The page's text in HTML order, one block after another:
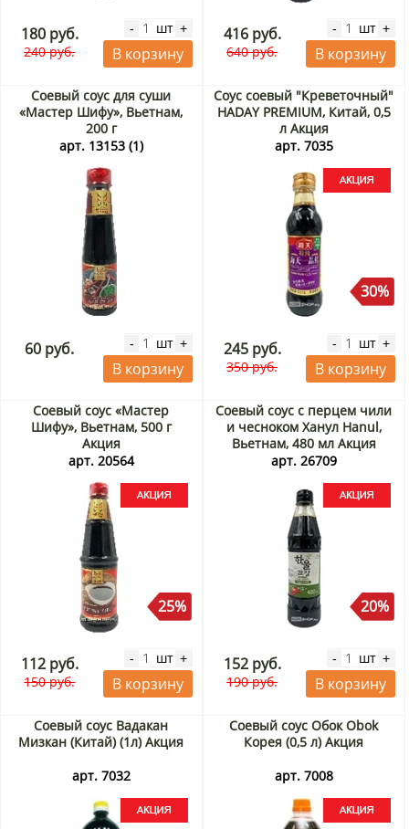
180 руб.
240 руб.
- шт +
В корзину
416 руб.
640 руб.
- шт +
В корзину
Соевый соус для суши
«Мастер Шифу», Вьетнам,
200 г
арт. 13153 (1)
60 руб. - шт +
В корзину
Соус соевый "Креветочный"
HADAY PREMIUM, Китай, 0,5
л Акция
арт. 7035
30%
245 руб.
350 руб.
- шт +
В корзину
Соевый соус «Мастер
Шифу», Вьетнам, 500 г
Акция
арт. 20564
25%
112 руб.
150 руб.
- шт +
В корзину
Соевый соус с перцем чили
и чесноком Ханул Hanul,
Вьетнам, 480 мл Акция
арт. 26709
20%
152 руб.
190 руб.
- шт +
В корзину
Соевый соус Вадакан
Мизкан (Китай) (1л) Акция
арт. 7032
Соевый соус Обок Obok
Корея (0,5 л) Акция
арт. 7008